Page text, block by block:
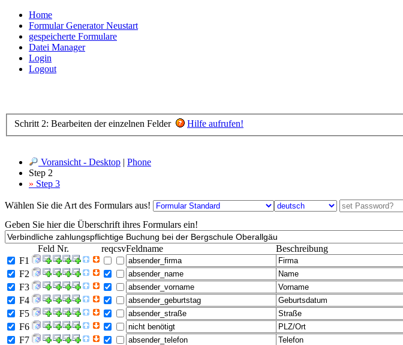
Home
Formular Generator Neustart
gespeicherte Formulare
Datei Manager
Login
Logout
Schritt 2: Bearbeiten der einzelnen Felder Hilfe aufrufen!
Voransicht - Desktop | Phone
Step 2
» Step 3
Wählen Sie die Art des Formulars aus!
Geben Sie hier die Überschrift ihres Formulars ein!
Feld Nr. reqcsvFeldname Beschreibung
F1
F2
F3
F4
F5
F6
F7